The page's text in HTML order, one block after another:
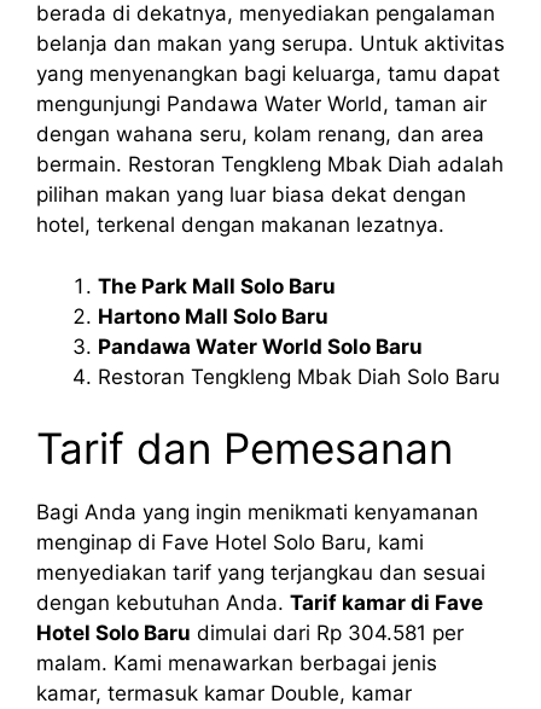
berada di dekatnya, menyediakan pengalaman
belanja dan makan yang serupa. Untuk aktivitas
yang menyenangkan bagi keluarga, tamu dapat
mengunjungi Pandawa Water World, taman air
dengan wahana seru, kolam renang, dan area
bermain. Restoran Tengkleng Mbak Diah adalah
pilihan makan yang luar biasa dekat dengan
hotel, terkenal dengan makanan lezatnya.
The Park Mall Solo Baru
Hartono Mall Solo Baru
Pandawa Water World Solo Baru
Restoran Tengkleng Mbak Diah Solo Baru
Tarif dan Pemesanan
Bagi Anda yang ingin menikmati kenyamanan
menginap di Fave Hotel Solo Baru, kami
menyediakan tarif yang terjangkau dan sesuai
dengan kebutuhan Anda. Tarif kamar di Fave
Hotel Solo Baru dimulai dari Rp 304.581 per
malam. Kami menawarkan berbagai jenis
kamar, termasuk kamar Double, kamar